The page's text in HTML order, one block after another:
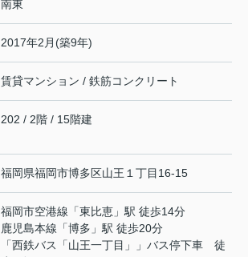
南東
2017年2月(築9年)
賃貸マンション / 鉄筋コンクリート
202 / 2階 / 15階建
福岡県福岡市博多区山王 １丁目16-15
福岡市空港線 「東比恵 」駅 徒歩14分
鹿児島本線 「博多 」駅 徒歩20分
「西鉄バス「山王一丁目」」バス停下車 徒